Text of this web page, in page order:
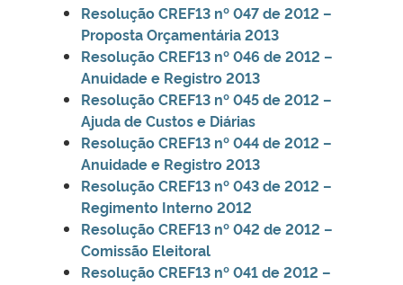
Resolução CREF13 nº 047 de 2012 –
Proposta Orçamentária 2013
Resolução CREF13 nº 046 de 2012 –
Anuidade e Registro 2013
Resolução CREF13 nº 045 de 2012 –
Ajuda de Custos e Diárias
Resolução CREF13 nº 044 de 2012 –
Anuidade e Registro 2013
Resolução CREF13 nº 043 de 2012 –
Regimento Interno 2012
Resolução CREF13 nº 042 de 2012 –
Comissão Eleitoral
Resolução CREF13 nº 041 de 2012 –